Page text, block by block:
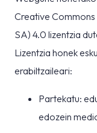
Creative
SA) 4.0 lizentzia
Lizentzia honek
erabiltzaileari:
Partekatu:
edozein